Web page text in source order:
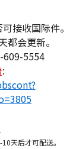
接收国际件。
都会更新。
609-5554
：
天后才可配送。